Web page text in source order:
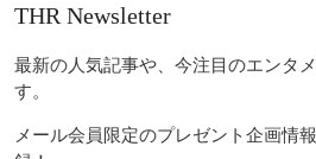
THR Newsletter
最新の人気記事や、今注目のエンタ
す。
メール会員限定のプレゼント企画情